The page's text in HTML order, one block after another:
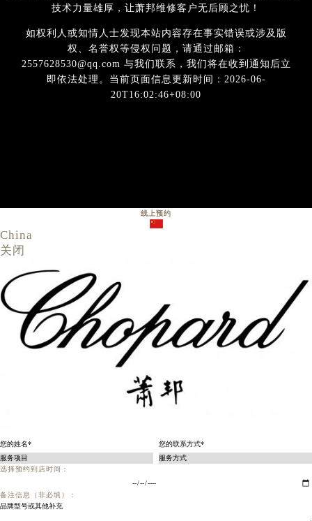
技术力量雄厚，让萧邦维修客户无后顾之忧！
如权利人或知情人士发现本站内容存在事实错误或涉及版
权、名誉权等侵权问题，请通过邮箱：
2557628530@qq.com 与我们联系，我们将在收到通知后立
即依法处理。当前页面信息更新时间：2026-06-
20T16:02:46+08:00
线上预约
China
关闭
选择预约到店时间：
备注信息（非必填）：